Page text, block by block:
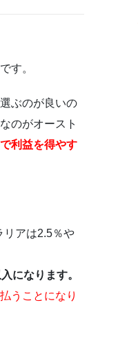
す。
ぶのが良いの
のがオースト
利益を得やす
リアは2.5％や
になります。
うことになり